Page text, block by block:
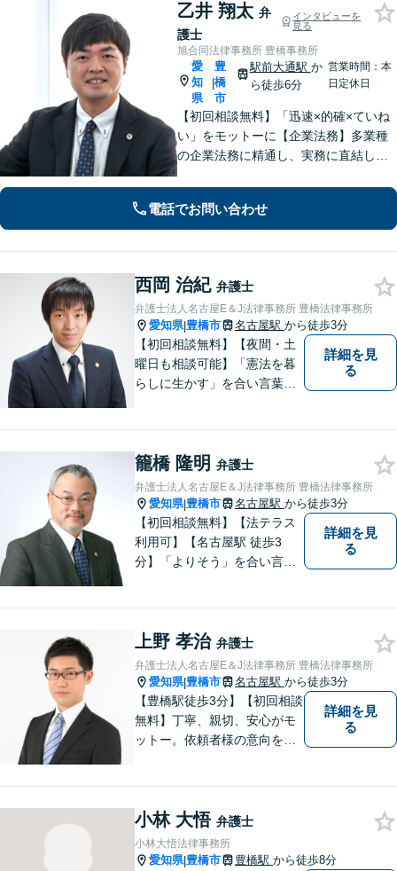
乙井 翔太 弁
護士
インタビューを
見る
旭合同法律事務所 豊橋事務所
愛
知
県
|
豊
橋
市
駅前大通駅 か
ら徒歩6分
営業時間：本
日定休日
【初回相談無料】「迅速×的確×ていね
い」をモットーに【企業法務】多業種
の企業法務に精通し、実務に直結した
査、事業承継まで幅広く対応。【休
日・夜間対応OK】【豊橋駅10分】
電話でお問い合わせ
西岡 治紀 弁護士
弁護士法人名古屋E＆J法律事務所 豊橋法律事務所
愛知県|豊橋市 名古屋駅 から徒歩3分
【初回相談無料】【夜間・土
曜日も相談可能】「憲法を暮
らしに生かす」を合い言葉
がら、尽力させていただきま
すので、お気軽にお問い合わ
せ下さい。
詳細を見
る
籠橋 隆明 弁護士
弁護士法人名古屋E＆J法律事務所 豊橋法律事務所
愛知県|豊橋市 名古屋駅 から徒歩3分
【初回相談無料】【法テラス
利用可】【名古屋駅 徒歩3
分】「よりそう」を合い言葉
応対をさせていただきます。
お気軽にご相談ください。
詳細を見
る
上野 孝治 弁護士
弁護士法人名古屋E＆J法律事務所 豊橋法律事務所
愛知県|豊橋市 名古屋駅 から徒歩3分
【豊橋駅徒歩3分】【初回相談
無料】丁寧、親切、安心がモ
ットー。依頼者様の意向を深
を明るい未来へと導きます。
まずは無料相談をご利用くだ
さい。
詳細を見
る
小林 大悟 弁護士
小林大悟法律事務所
愛知県|豊橋市 豊橋駅 から徒歩8分